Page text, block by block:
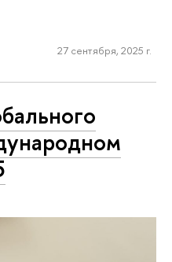
27 сентября, 2025 г.